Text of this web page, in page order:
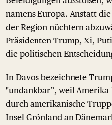
namens Europa. Anstatt
der Region nüchtern
Präsidenten Trump, Xi,
die politischen
In Davos bezeichnete
"undankbar”, weil Amerika
durch amerikanische
Insel Grönland an